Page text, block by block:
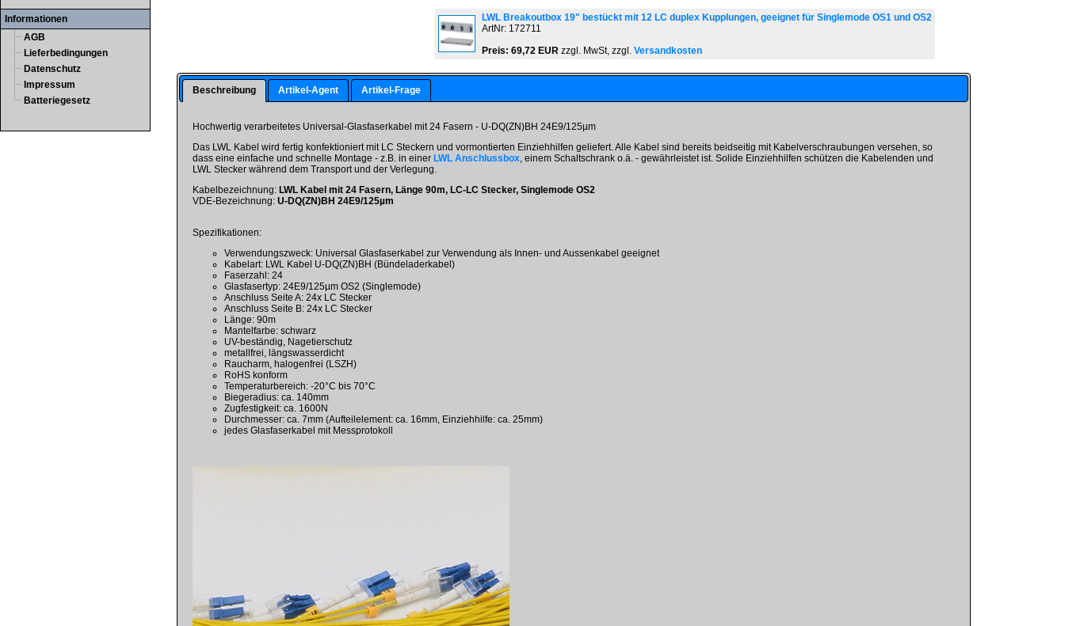
Informationen
AGB
Lieferbedingungen
Datenschutz
Impressum
Batteriegesetz
LWL Breakoutbox 19" bestückt mit 12 LC duplex Kupplungen, geeignet für Singlemode OS1 und OS2
ArtNr: 172711
Preis: 69,72 EUR zzgl. MwSt, zzgl. Versandkosten
Beschreibung Artikel-Agent Artikel-Frage
Hochwertig verarbeitetes Universal-Glasfaserkabel mit 24 Fasern - U-DQ(ZN)BH 24E9/125µm
Das LWL Kabel wird fertig konfektioniert mit LC Steckern und vormontierten Einziehhilfen geliefert. Alle Kabel sind bereits beidseitig mit Kabelverschraubungen versehen, so
dass eine einfache und schnelle Montage - z.B. in einerLWL Anschlussbox , einem Schaltschrank o.ä. - gewährleistet ist. Solide Einziehhilfen schützen die Kabelenden und
LWL Stecker während dem Transport und der Verlegung.
Kabelbezeichnung:LWL Kabel mit 24 Fasern, Länge 90m, LC-LC Stecker, Singlemode OS2
VDE-Bezeichnung:U-DQ(ZN)BH 24E9/125µm
Spezifikationen:
Verwendungszweck: Universal Glasfaserkabel zur Verwendung als Innen- und Aussenkabel geeignet
Kabelart: LWL Kabel U-DQ(ZN)BH (Bündeladerkabel)
Faserzahl: 24
Glasfasertyp: 24E9/125µm OS2 (Singlemode)
Anschluss Seite A: 24x LC Stecker
Anschluss Seite B: 24x LC Stecker
Länge: 90m
Mantelfarbe: schwarz
UV-beständig, Nagetierschutz
metallfrei, längswasserdicht
Raucharm, halogenfrei (LSZH)
RoHS konform
Temperaturbereich: -20°C bis 70°C
Biegeradius: ca. 140mm
Zugfestigkeit: ca. 1600N
Durchmesser: ca. 7mm (Aufteilelement: ca. 16mm, Einziehhilfe: ca. 25mm)
jedes Glasfaserkabel mit Messprotokoll